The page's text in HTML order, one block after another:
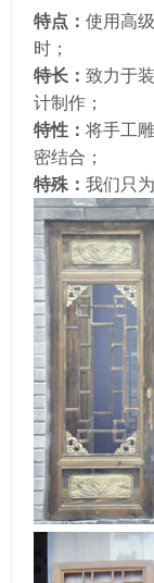
特点： 使用高
时；
特长： 致力于
计制作；
特性： 将手工
密结合；
特殊： 我们只